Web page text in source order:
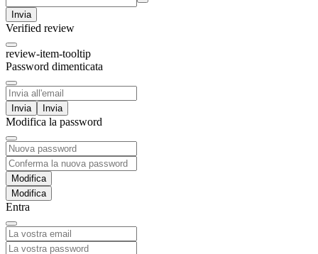
Invia
Verified review
review-item-tooltip
Password dimenticata
Invia
Modifica la password
Modifica
Entra